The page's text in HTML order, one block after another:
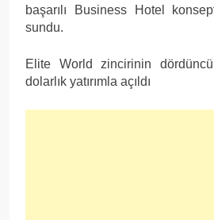
başarılı Business Hotel
sundu.
Elite World zincirinin
dolarlık yatırımla açıldı